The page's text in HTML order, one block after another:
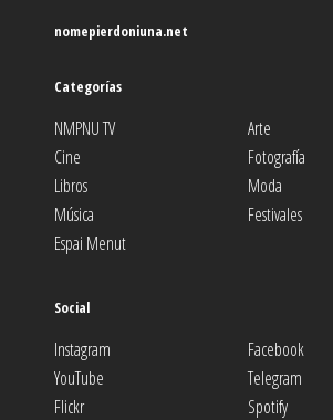
nomepierdoniuna.net
Categorías
NMPNU TV
Arte
Cine
Fotografía
Libros
Moda
Música
Festivales
Espai Menut
Social
Instagram
Facebook
YouTube
Telegram
Flickr
Spotify